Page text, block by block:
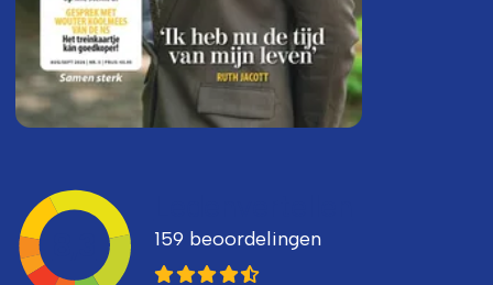
159 beoordelingen